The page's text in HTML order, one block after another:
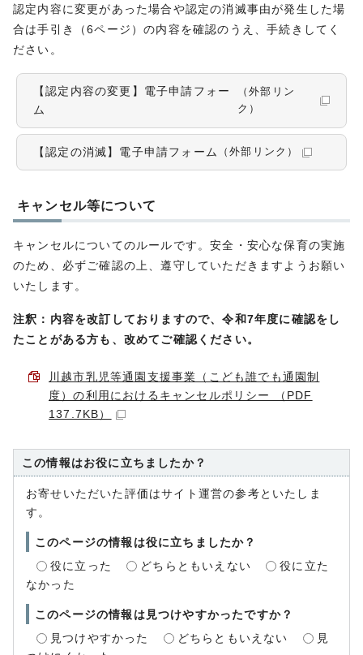
認定内容に変更があった場合や認定の消滅事由が発生した場
合は手引き（6ページ）の内容を確認のうえ、手続きしてく
ださい。
【認定内容の変更】電子申請フォー
ム
（外部リン
ク）
【認定の消滅】電子申請フォーム （外部リンク）
キャンセル等について
キャンセルについてのルールです。安全・安心な保育の実施
のため、必ずご確認の上、遵守していただきますようお願い
いたします。
注釈： 内容を改訂しておりますので、令和7年度に確認をし
たことがある方も、改めてご確認ください。
川越市乳児等通園支援事業（こども誰でも通園制
度）の利用におけるキャンセルポリシー （PDF
137.7KB）
この情報はお役に立ちましたか？
お寄せいただいた評価はサイト運営の参考といたしま
す。
このページの情報は役に立ちましたか？
役に立った
どちらともいえない
役に立た
なかった
このページの情報は見つけやすかったですか？
見つけやすかった
どちらともいえない
見